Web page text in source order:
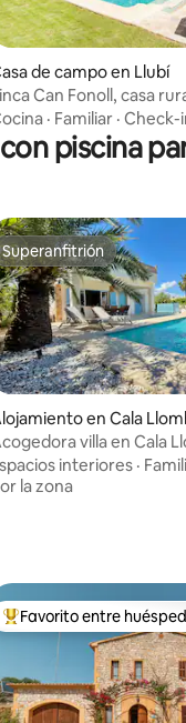
4.96 de 5, 197
de campo en Llubí
Can Fonoll, casa
· Familiar · Check-
piscina
4.96 de 5, 199
Superanfitrión
Superanfitrión
en Cala
villa en Cala
interiores ·
la zona
Favorito entre huéspedes
Favorito entre